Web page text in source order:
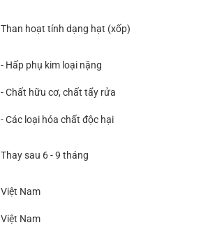
Than hoạt tính dạng hạt (xốp)
- Hấp phụ kim loại nặng
- Chất hữu cơ, chất tẩy rửa
- Các loại hóa chất độc hại
Thay sau 6 - 9 tháng
Việt Nam
Việt Nam